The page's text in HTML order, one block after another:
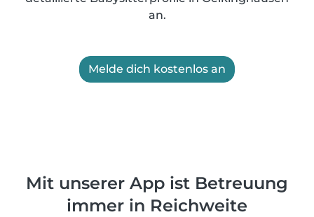
an.
Melde dich kostenlos an
Mit unserer App ist Betreuung
immer in Reichweite